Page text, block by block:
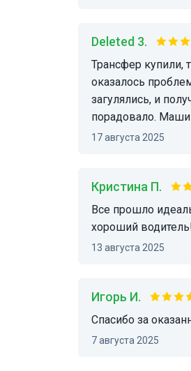
Deleted 3.
Трансфер купили, так как купить билет на какой-либо другой транспорт из Минска до Бреста
оказалось
загулялись, и
порадовало.
17 августа 2025
Кристина П.
Все прошло идеально, комфортно. Водитель Даниил очень интересный собеседник и
хороший
13 августа 2025
Игорь И.
Спасибо за
7 августа 2025